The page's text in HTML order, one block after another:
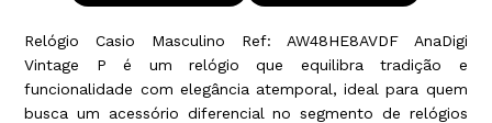
Relógio Casio Masculino Ref: AW48HE8AVDF AnaDigi
Vintage P é um relógio que equilibra tradição e
funcionalidade com elegância atemporal, ideal para quem
busca um acessório diferencial no segmento de relógios